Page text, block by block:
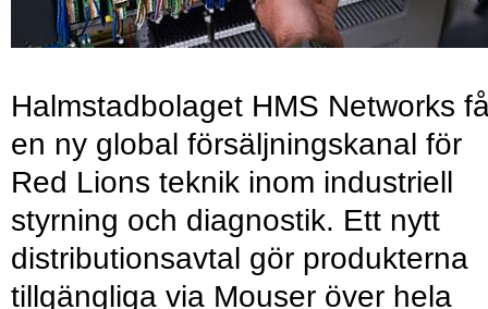
Halmstadbolaget HMS Networks
en ny global försäljningskanal för
Red Lions teknik inom industriell
styrning och diagnostik. Ett nytt
distributionsavtal gör produkterna
tillgängliga via Mouser över hela